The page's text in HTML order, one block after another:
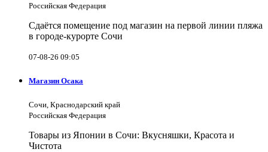
Российская Федерация
Сдаётся помещение под магазин на первой линии пляжа
в городе-курорте Сочи
07-08-26 09:05
Магазин Осака
Сочи, Краснодарский край
Российская Федерация
Товары из Японии в Сочи: Вкусняшки, Красота и
Чистота